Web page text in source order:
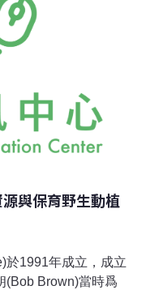
與保育野生動植
於1991年成立，成立
(Bob Brown)當時爲